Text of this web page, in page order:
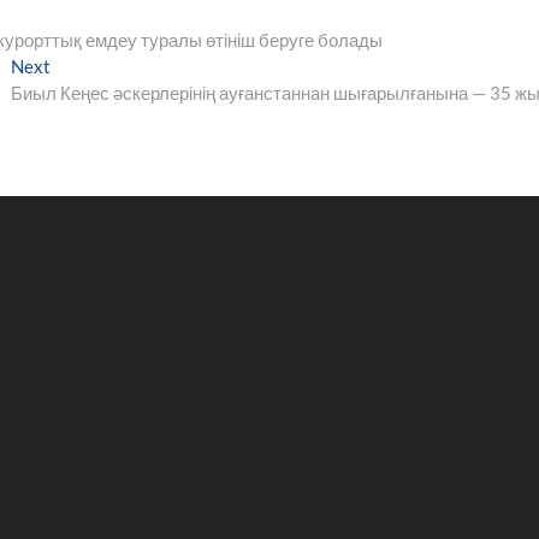
емдеу туралы өтініш беруге болады
Next
post:
Биыл Кеңес әскерлерінің ауғанстаннан шығарылғанына — 35